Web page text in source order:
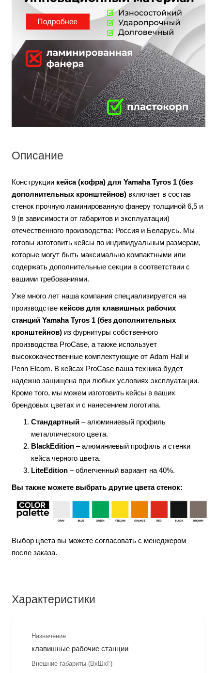
Описание
Конструкции кейса (кофра) для Yamaha Tyros 1 (без
дополнительных кронштейнов) включает в состав
стенок прочную ламинированную фанеру толщиной 6,5 и
9 (в зависимости от габаритов и эксплуатации)
отечественного производства: Россия и Беларусь. Мы
готовы изготовить кейсы по индивидуальным размерам,
которые могут быть максимально компактными или
содержать дополнительные секции в соответствии с
вашими требованиями.
Уже много лет наша компания специализируется на
производстве кейсов для клавишных рабочих
станций Yamaha Tyros 1 (без дополнительных
кронштейнов) из фурнитуры собственного
производства ProCase, а также использует
высококачественные комплектующие от Adam Hall и
Penn Elcom. В кейсах ProCase ваша техника будет
надежно защищена при любых условиях эксплуатации.
Кроме того, мы можем изготовить кейсы в ваших
брендовых цветах и с нанесением логотипа.
Стандартный – алюминиевый профиль
металлического цвета.
BlackEdition – алюминиевый профиль и стенки
кейса черного цвета.
LiteEdition – облегченный вариант на 40%.
Вы также можете выбрать другие цвета стенок:
Выбор цвета вы можете согласовать с менеджером
после заказа.
Характеристики
Назначение
клавишные рабочие станции
Внешние габариты (ВхШхГ)